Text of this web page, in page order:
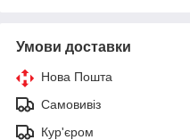
Умови доставки
Нова Пошта
Самовивіз
Кур'єром